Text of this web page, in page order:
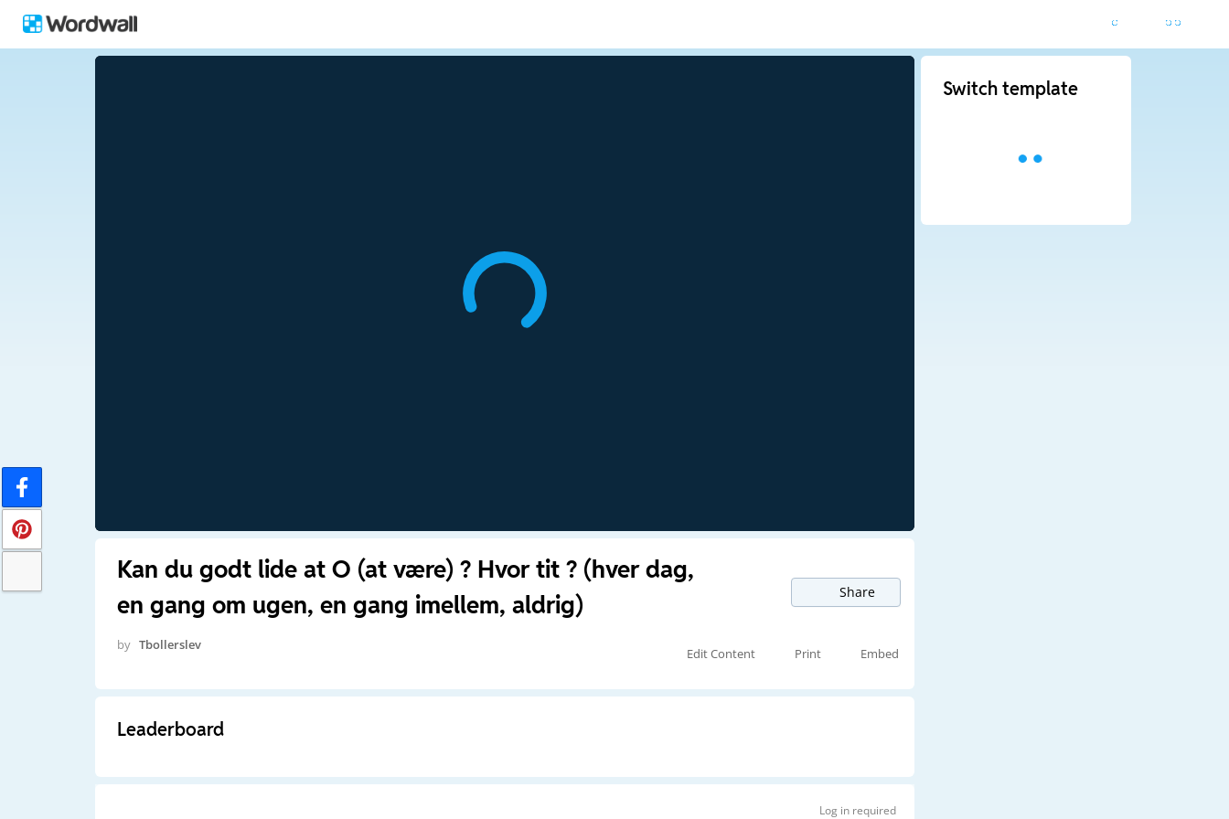
Kan du godt lide at O (at være) ? Hvor tit ? (hver dag,
en gang om ugen, en gang imellem, aldrig)
Share
by Tbollerslev
Edit Content Print Embed
Leaderboard
Log in required
Switch template